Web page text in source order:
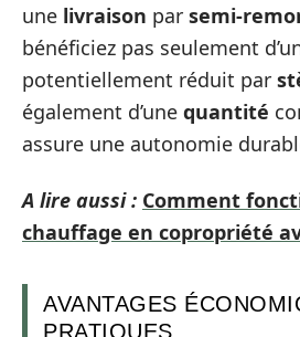
une livraison par semi-
bénéficiez pas seulement
potentiellement réduit par
également d’une quantité
assure une autonomie
A lire aussi : Comment
chauffage en copropriété
AVANTAGES
PRATIQUES